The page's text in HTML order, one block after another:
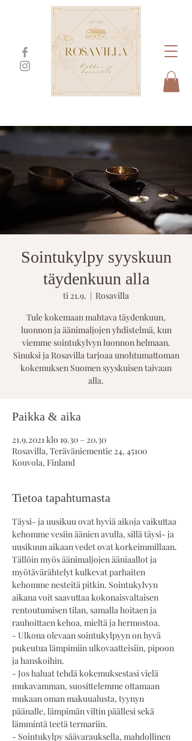
Sointukylpy syyskuun
täydenkuun alla
ti 21.9.
  |
Rosavilla
Tule kokemaan mahtava täydenkuun,
luonnon ja äänimaljojen yhdistelmä, kun
viemme sointukylvyn luonnon helmaan.
Sinuksi ja Rosavilla tarjoaa unohtumattoman
kokemuksen Suomen syyskuisen taivaan
alla.
Paikka & aika
21.9.2021 klo 19.30 – 20.30
Rosavilla, Teräväniementie 24, 45100
Kouvola, Finland
Tietoa tapahtumasta
Täysi- ja uusikuu ovat hyviä aikoja vaikuttaa
kehomme vesiin äänien avulla, sillä täysi- ja
uusikuun aikaan vedet ovat korkeimmillaan.
Tällöin myös äänimaljojen ääniaallot ja
myötävärähtelyt kulkevat parhaiten
kehomme nesteitä pitkin. Sointukylvyn
aikana voit saavuttaa kokonaisvaltaisen
rentoutumisen tilan, samalla hoitaen ja
rauhoittaen kehoa, mieltä ja hermostoa.
- Ulkona olevaan sointukylpyyn on hyvä
pukeutua lämpimiin ulkovaatteisiin, pipoon
ja hanskoihin.
- Jos haluat tehdä kokemuksestasi vielä
mukavamman, suosittelemme ottamaan
mukaan oman makuualusta, tyynyn
päänalle, lämpimän viltin päällesi sekä
lämmintä teetä termariin.
- Sointukylpy säävarauksella, mahdollinen